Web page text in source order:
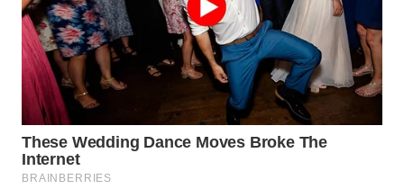
WN
SURABAYA
WN
NATUNA
WN
BINTAN